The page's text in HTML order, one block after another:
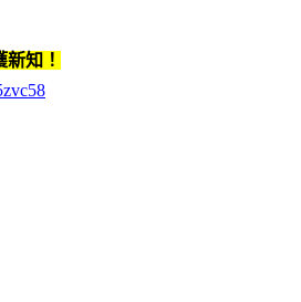
知！